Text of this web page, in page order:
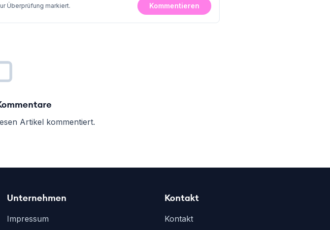
Überprüfung markiert. Kommentieren
Artikel kommentiert.
Unternehmen
Impressum
Kontakt
Kontakt